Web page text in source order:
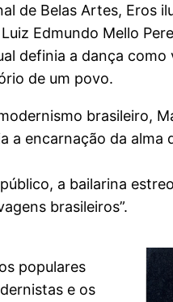
de Belas Artes, Eros
Edmundo Mello
definia a dança
de um povo.
brasileiro,
a encarnação da
a bailarina
brasileiros”.
populares
e os